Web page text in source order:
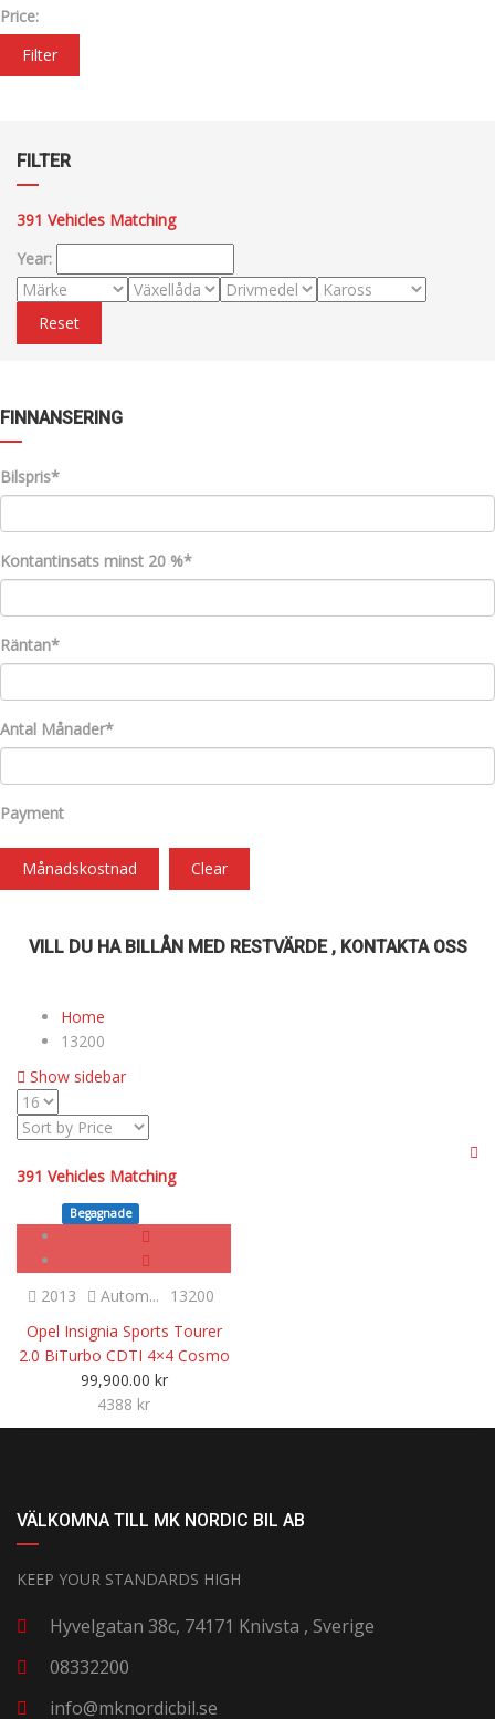
Price:
Filter
FILTER
391 Vehicles Matching
Year:
Reset
FINNANSERING
Bilspris*
Kontantinsats minst 20 %*
Räntan*
Antal Månader*
Payment
Månadskostnad Clear
VILL DU HA BILLÅN MED RESTVÄRDE , KONTAKTA OSS
Home
13200
Show sidebar
391 Vehicles Matching
Begagnade
2013 Autom...
13200
Opel Insignia Sports Tourer
2.0 BiTurbo CDTI 4×4 Cosmo
99,900.00 kr
4388 kr
VÄLKOMNA TILL MK NORDIC BIL AB
KEEP YOUR STANDARDS HIGH
Hyvelgatan 38c, 74171 Knivsta , Sverige
08332200
info@mknordicbil.se